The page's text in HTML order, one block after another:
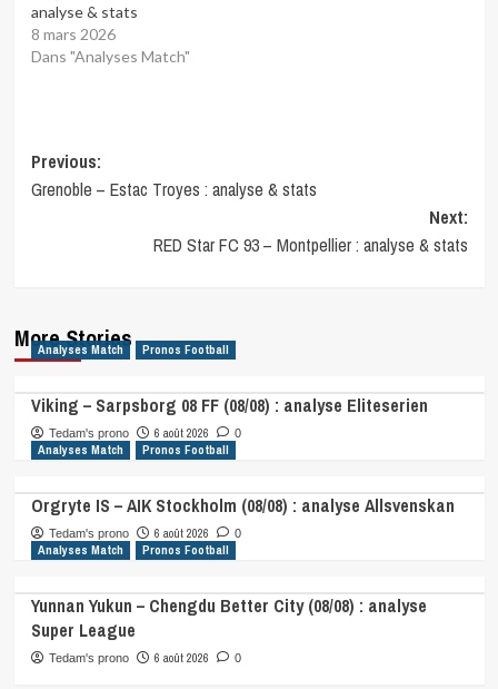
analyse & stats
8 mars 2026
Dans "Analyses Match"
Post
navigation
Previous:
Grenoble – Estac Troyes : analyse & stats
Next:
RED Star FC 93 – Montpellier : analyse & stats
More Stories
Analyses Match Pronos Football
Viking – Sarpsborg 08 FF (08/08) : analyse Eliteserien
Tedam's prono 6 août 2026 0
Analyses Match Pronos Football
Orgryte IS – AIK Stockholm (08/08) : analyse Allsvenskan
Tedam's prono 6 août 2026 0
Analyses Match Pronos Football
Yunnan Yukun – Chengdu Better City (08/08) : analyse
Super League
Tedam's prono 6 août 2026 0